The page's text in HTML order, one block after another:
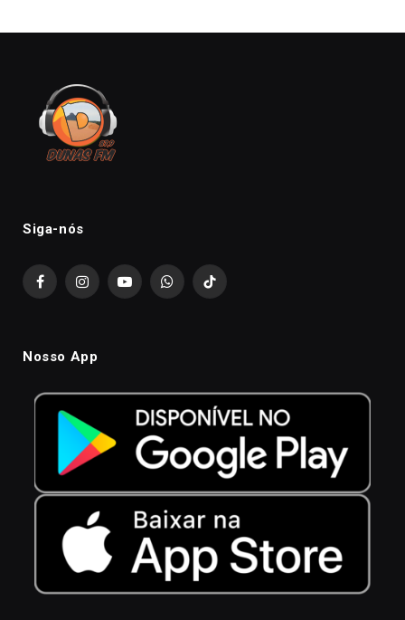
Siga-nós
FacebookInstagramYouTubeWhatsAppTikTok
Nosso App